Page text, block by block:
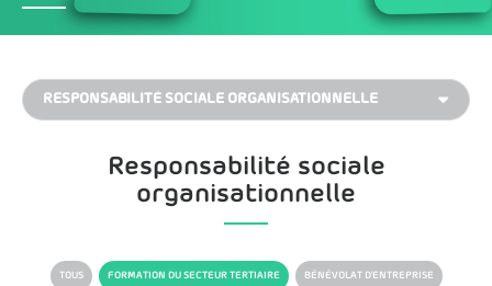
Responsabilité sociale
organisationnelle
TOUS FORMATION DU SECTEUR TERTIAIRE BÉNÉVOLAT D'ENTREPRISE